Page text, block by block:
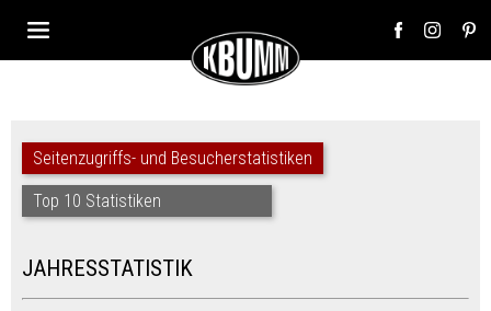
Seitenzugriffs- und Besucherstatistiken
Top 10 Statistiken
JAHRESSTATISTIK